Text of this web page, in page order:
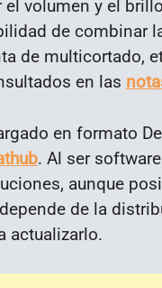
volumen y el
de combinar
de multicortado,
en las
en formato
. Al ser
aunque
de la
actualizarlo.